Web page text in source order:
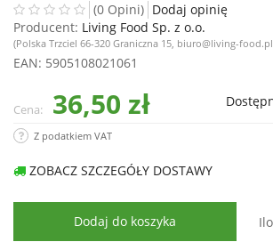
(0 Opini) Dodaj opinię
Producent: Living Food Sp. z o.o.
(Polska Trzciel 66-320 Graniczna 15, biuro@living-
EAN: 5905108021061
Cena: 36,50 zł
Z podatkiem VAT
ZOBACZ SZCZEGÓŁY DOSTAWY
Dodaj do koszyka